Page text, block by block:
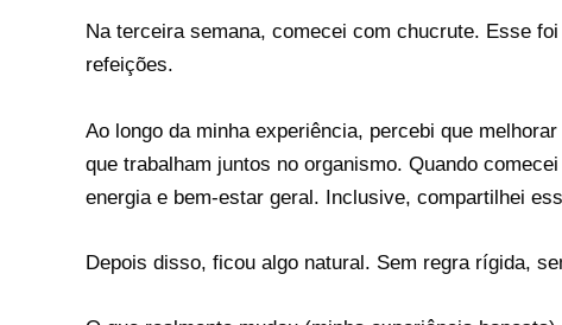
Na terceira semana, comecei com chucrute. Esse
refeições.
Ao longo da minha experiência, percebi que
que trabalham juntos no organismo. Quando
energia e bem-estar geral. Inclusive, compartilhei
Depois disso, ficou algo natural. Sem regra rígida,